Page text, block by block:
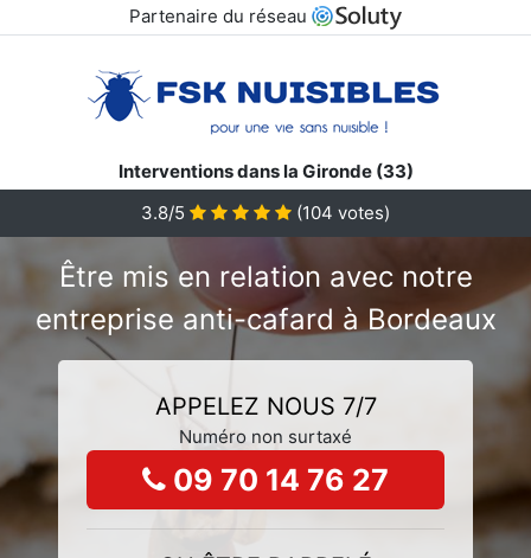
Partenaire du réseau
Interventions dans la Gironde (33)
3.8/5
(104 votes)
Être mis en relation avec notre
entreprise anti-cafard à Bordeaux
APPELEZ NOUS 7/7
Numéro non surtaxé
09 70 14 76 27